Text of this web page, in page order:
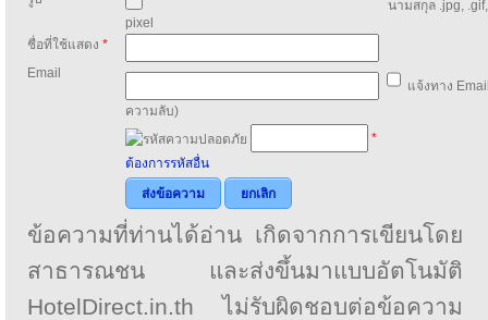
นามสกุล .jpg,
pixel
ชื่อที่ใช้แสดง *
Email
แจ้งทาง
ความลับ)
*
ต้องการรหัสอื่น
ส่งข้อความ
ยกเลิก
ข้อความที่ท่านได้อ่าน เกิดจากการเขียนโดย
สาธารณชน และส่งขึ้นมาแบบอัตโนมัติ
HotelDirect.in.th ไม่รับผิดชอบต่อข้อความ